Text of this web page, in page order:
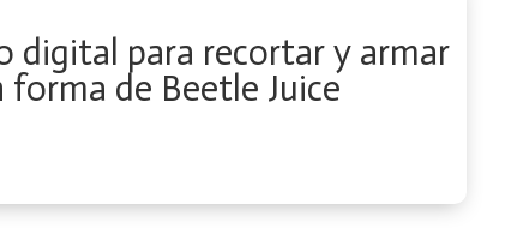
digital para recortar y armar
forma de Beetle Juice